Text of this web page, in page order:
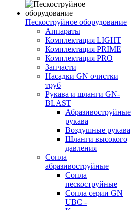
Пескоструйное оборудование
Аппараты
Комплектация LIGHT
Комплектация PRIME
Комплектация PRO
Запчасти
Насадки GN очистки
труб
Рукава и шланги GN-
BLAST
Абразивоструйные
рукава
Воздушные рукава
Шланги высокого
давления
Сопла
абразивоструйные
Сопла
пескоструйные
Сопла серии GN
UBC -